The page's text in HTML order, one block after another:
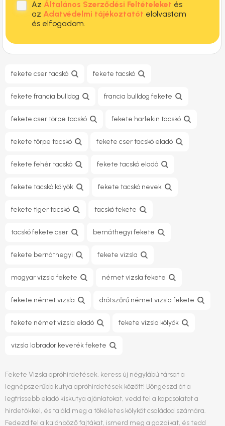
Az Általános Szerződési Feltételeket és
az Adatvédelmi tájékoztatót elolvastam
és elfogadom.
fekete cser tacskó fekete tacskó
fekete francia bulldog francia bulldog fekete
fekete cser törpe tacskó fekete harlekin tacskó
fekete törpe tacskó fekete cser tacskó eladó
fekete fehér tacskó fekete tacskó eladó
fekete tacskó kölyök fekete tacskó nevek
fekete tiger tacskó tacskó fekete
tacskó fekete cser bernáthegyi fekete
fekete bernáthegyi fekete vizsla
magyar vizsla fekete német vizsla fekete
fekete német vizsla drótszőrű német vizsla fekete
fekete német vizsla eladó fekete vizsla kölyök
vizsla labrador keverék fekete
Fekete Vizsla apróhirdetések, keress új négylábú társat a
legnépszerűbb kutya apróhirdetések között! Böngészd át a
legfrissebb eladó kiskutya ajánlatokat, vedd fel a kapcsolatot a
hirdetőkkel, és találd meg a tökéletes kölyköt családod számára.
Fedezd fel a különböző fajtákat, ismerd meg a gazdikat, és tedd